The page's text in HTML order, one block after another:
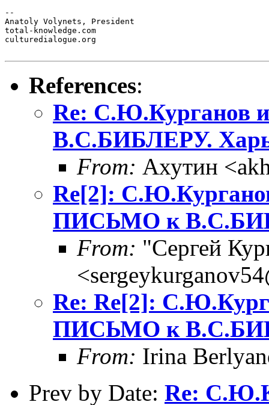
--
Anatoly Volynets, President
total-knowledge.com
culturedialogue.org
References:
Re: С.Ю.Курганов
В.С.БИБЛЕРУ.
From: Ахутин
Re[2]:
ПИСЬМО к
From: "Сергей
Re: Re[2]:
ПИСЬМО к
From: Irina
Prev by Date: Re: